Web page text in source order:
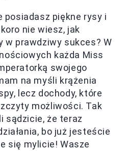
posiadasz piękne rysy i
nie wiesz, jak
w prawdziwy sukces? W
każda Miss
swojego
na myśli krążenia
lecz dochody, które
możliwości. Tak
sądzicie, że teraz
bo już jesteście
się mylicie! Wasze